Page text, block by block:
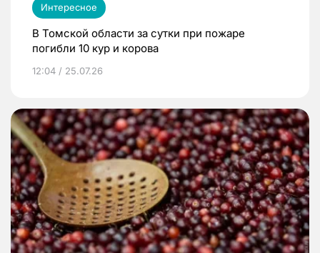
Интересное
В Томской области за сутки при пожаре
погибли 10 кур и корова
12:04 / 25.07.26